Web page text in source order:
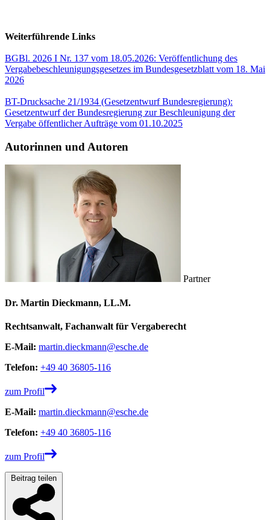
Weiterführende Links
BGBl. 2026 I Nr. 137 vom 18.05.2026: Veröffentlichung des
Vergabebeschleunigungsgesetzes im Bundesgesetzblatt vom 18. Mai
2026
BT-Drucksache 21/1934 (Gesetzentwurf Bundesregierung):
Gesetzentwurf der Bundesregierung zur Beschleunigung der
Vergabe öffentlicher Aufträge vom 01.10.2025
Autorinnen und Autoren
Partner
Dr. Martin Dieckmann, LL.M.
Rechtsanwalt, Fachanwalt für Vergaberecht
E-Mail: martin.dieckmann@esche.de
Telefon: +49 40 36805-116
zum Profil
E-Mail: martin.dieckmann@esche.de
Telefon: +49 40 36805-116
zum Profil
Beitrag teilen